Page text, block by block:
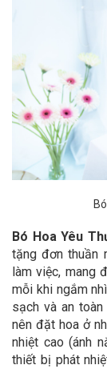
Bó Hoa Yêu
tặng đơn thuần
làm việc, mang
mỗi khi ngắm
sạch và an
nên đặt hoa ở
nhiệt cao (ánh
thiết bị phát